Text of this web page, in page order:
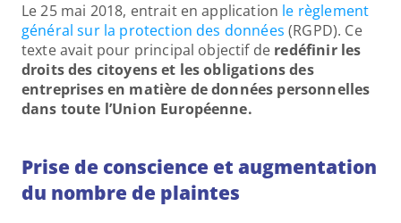
Le 25 mai 2018, entrait en application le règlement
général sur la protection des données (RGPD). Ce
texte avait pour principal objectif de redéfinir les
droits des citoyens et les obligations des
entreprises en matière de données personnelles
dans toute l’Union Européenne.
Prise de conscience et augmentation
du nombre de plaintes